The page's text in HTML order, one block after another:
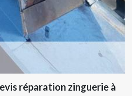
réparation zinguerie à